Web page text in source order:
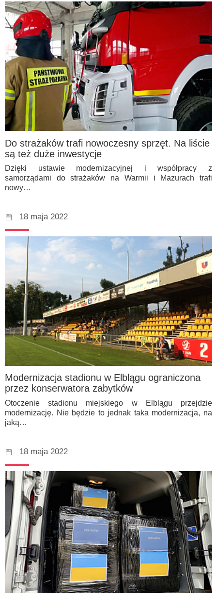
Do strażaków trafi nowoczesny sprzęt. Na liście
są też duże inwestycje
Dzięki ustawie modernizacyjnej i współpracy z
samorządami do strażaków na Warmii i Mazurach trafi
nowy…
18 maja 2022
Modernizacja stadionu w Elblągu ograniczona
przez konserwatora zabytków
Otoczenie stadionu miejskiego w Elblągu przejdzie
modernizację. Nie będzie to jednak taka modernizacja, na
jaką…
18 maja 2022